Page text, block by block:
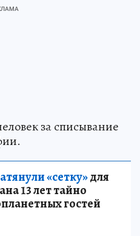
за списывание
«сетку»для
13 лет тайно
гостей